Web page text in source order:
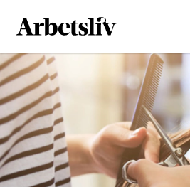
Hoppa till huvudinnehållet